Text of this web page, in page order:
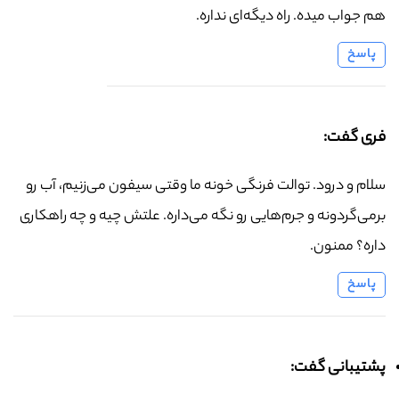
هم جواب میده. راه دیگه‌ای نداره.
پاسخ
فری گفت:
سلام و درود. توالت فرنگی خونه ما وقتی سیفون می‌زنیم، آب رو
برمی‌گردونه و جرم‌هایی رو نگه می‌داره. علتش چیه و چه راهکاری
داره؟ ممنون.
پاسخ
پشتیبانی گفت: